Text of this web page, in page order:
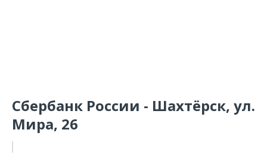
Сбербанк России - Шахтёрск, ул.
Мира, 26